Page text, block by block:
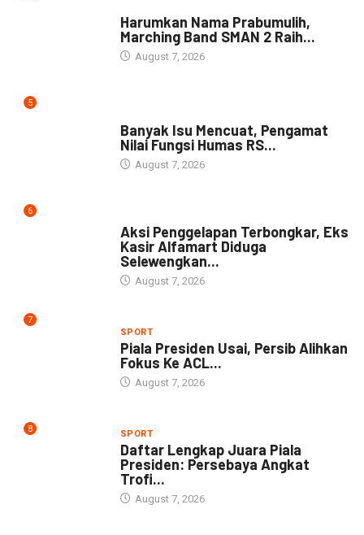
Harumkan Nama Prabumulih,
Marching Band SMAN 2 Raih...
August 7, 2026
5
Banyak Isu Mencuat, Pengamat
Nilai Fungsi Humas RS...
August 7, 2026
6
Aksi Penggelapan Terbongkar, Eks
Kasir Alfamart Diduga
Selewengkan...
August 7, 2026
7
SPORT
Piala Presiden Usai, Persib Alihkan
Fokus Ke ACL...
August 7, 2026
8 SPORT
Daftar Lengkap Juara Piala
Presiden: Persebaya Angkat
Trofi...
August 7, 2026